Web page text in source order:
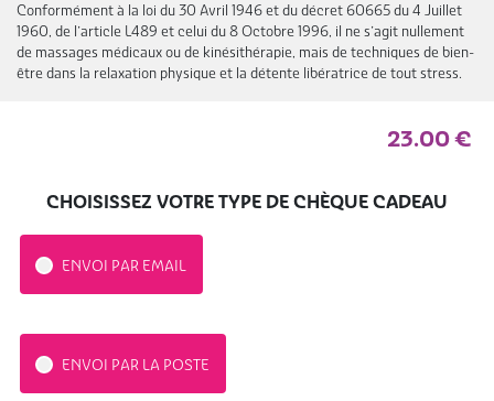
Conformément à la loi du 30 Avril 1946 et du décret 60665 du 4 Juillet
1960, de l’article L489 et celui du 8 Octobre 1996, il ne s’agit nullement
de massages médicaux ou de kinésithérapie, mais de techniques de bien-
être dans la relaxation physique et la détente libératrice de tout stress.
23.00€
CHOISISSEZ VOTRE TYPE DE CHÈQUE CADEAU
ENVOI PAR EMAIL
ENVOI PAR LA POSTE